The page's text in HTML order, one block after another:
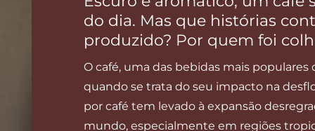
do dia. Mas que histórias
produzido? Por quem foi
O café, uma das bebidas mais
quando se trata do seu impacto na
por café tem levado à expansão
mundo, especialmente em regiões